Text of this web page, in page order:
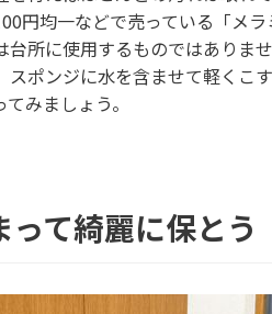
円均一などで売っている「メラ
所に使用するものではありま
スポンジに水を含ませて軽くこ
みましょう。
て綺麗に保とう